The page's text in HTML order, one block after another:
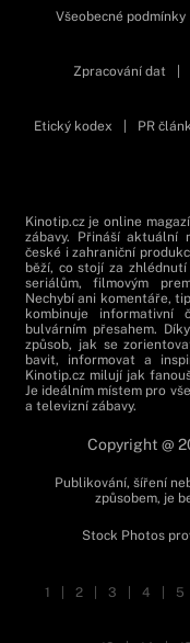
Všeobecné podmínky
Zpracování dat
Etický kodex PR
Kinotip.cz je online
zábavy. Přináší aktuální
české i zahraniční
běží, co stojí za
seriálům, filmovým
Nechybí ani komentáře,
kombinuje informativní
bulvárním přesahem.
způsob, jak se
bavit, informovat a
Kinotip.cz milují jak
Je ideálním místem pro
a televizní zábavy.
Copyright @
Publikování, šíření
způsobem, je
Stock Photos
1 2 3 4 5